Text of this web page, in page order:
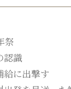
祭
認識
給に出撃す